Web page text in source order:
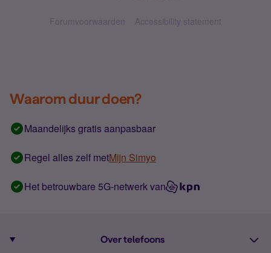
Forumvoorwaarden Accessibility statement
Waarom duur doen?
Maandelijks gratis aanpasbaar
Regel alles zelf metMijn Simyo
Het betrouwbare 5G-netwerk van
Over telefoons